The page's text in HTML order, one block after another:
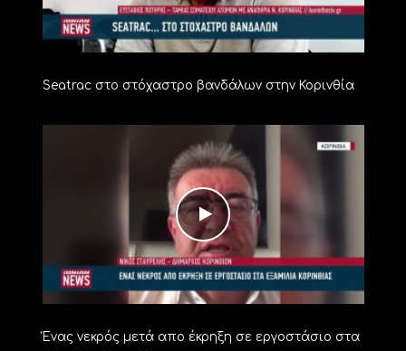
Seatrac στο στόχαστρο βανδάλων στην Κορινθία
Ένας νεκρός μετά απο έκρηξη σε εργοστάσιο στα